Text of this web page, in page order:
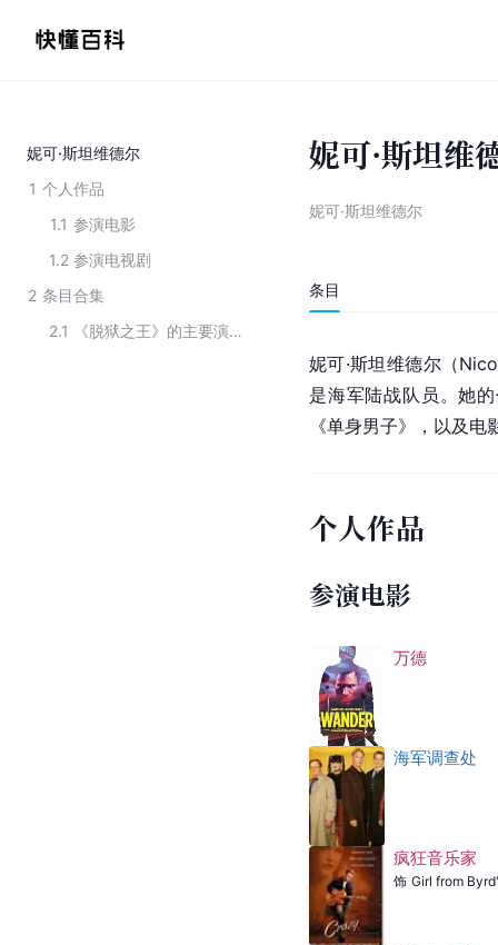
妮可·斯坦维德尔
1 个人作品
1.1 参演电影
1.2 参演电视剧
2 条目合集
2.1
《脱狱之王》的主要演员
妮可·斯坦维
妮可·斯坦维德尔
条目
妮可·斯坦维德尔（
是海军陆战队员。她
《单身男子》，以及电
个人作品
参演电影
万德
海军调查处
疯狂音乐家
饰 Girl from